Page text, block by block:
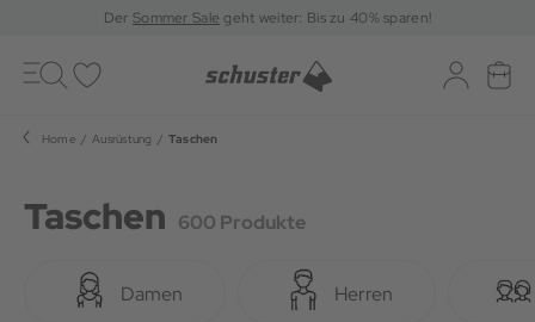
DerSommer Sale geht weiter: Bis zu 40% sparen!
Toggle
navigation
Home Ausrüstung Taschen
Taschen 600 Produkte
Damen Herren